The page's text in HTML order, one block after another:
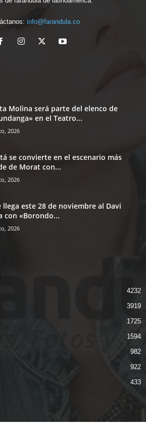
info@farandula.co
Molina será parte del elenco de
en el Teatro...
2026
se convierte en el escenario más
de Morat con...
2026
llega este 28 de noviembre al Davi
con «Borondo...
2026
4232
3919
1725
1594
982
922
433